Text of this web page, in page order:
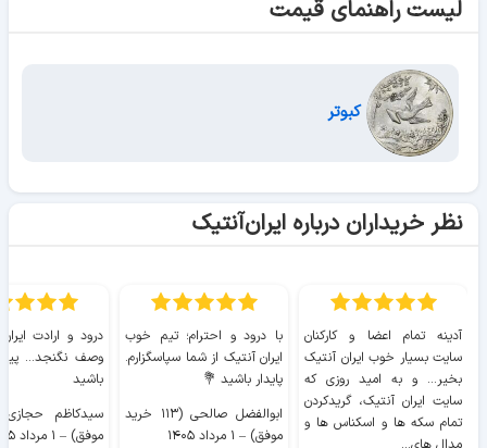
لیست راهنمای قیمت
کبوتر
نظر خریداران درباره ایران‌آنتیک
آدینه تمام اعضا و کارکنان
سایت بسیار خوب ايران آنتیک
بخیر... و به امید روزی که
سایت ايران آنتیک، گریدکردن
تمام سکه ها و اسکناس ها و
با درود و احترام؛ تیم خوب
ایران آنتیک از شما سپاسگزارم.
پایدار باشید 💐
ابوالفضل صالحی (۱۱۳ خرید
موفق) – ۱ مرداد ۱۴۰۵
درود و ارادت
وصف نگنجد...
باشید
موفق) – ۱ مرداد ۱۴۰۵